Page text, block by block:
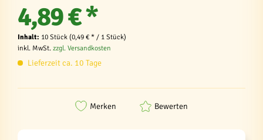
4,89 € *
Inhalt: 10 Stück (0,49 € * / 1 Stück)
inkl. MwSt. zzgl. Versandkosten
Lieferzeit ca. 10 Tage
Merken Bewerten